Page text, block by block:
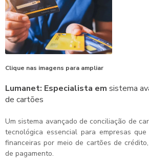
Clique nas imagens para ampliar
Lumanet: Especialista em sistema
de cartões
Um sistema avançado de conciliação de
tecnológica essencial para empresas
financeiras por meio de cartões de
de pagamento.